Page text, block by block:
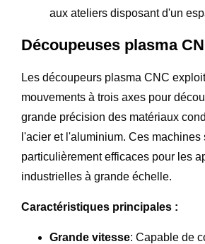
aux ateliers disposant d'un
Découpeuses plasma
Les découpeurs plasma CNC
mouvements à trois axes pour
grande précision des matériaux
l'acier et l'aluminium. Ces machines
particulièrement efficaces pour les
industrielles à grande échelle.
Caractéristiques principales :
Grande vitesse: Capable de